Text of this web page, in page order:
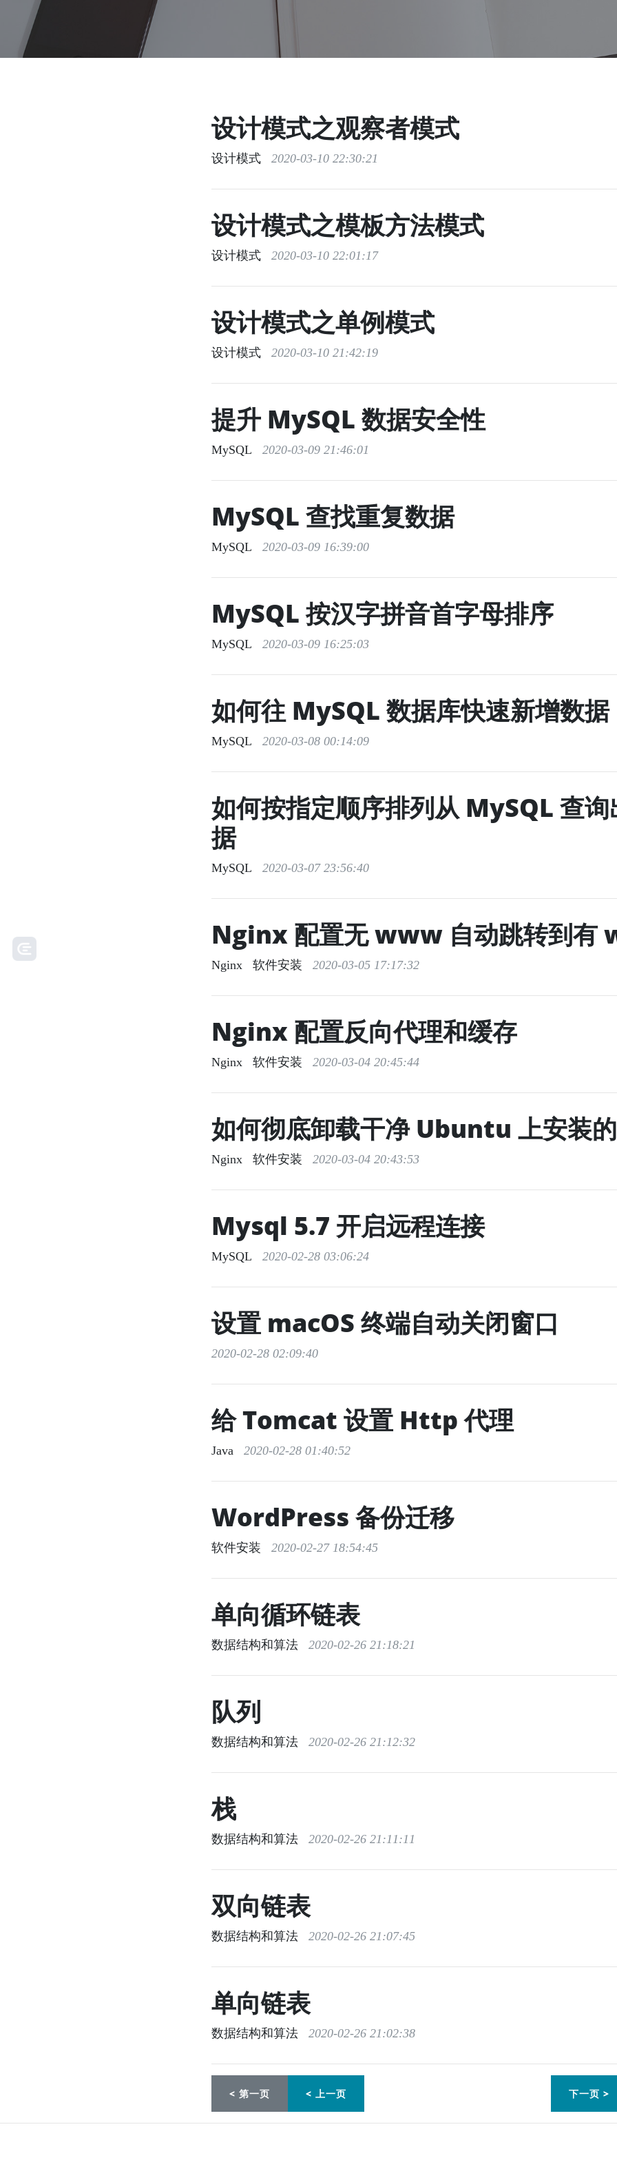
设计模式之观察者模式
设计模式 2020-03-10 22:30:21
设计模式之模板方法模式
设计模式 2020-03-10 22:01:17
设计模式之单例模式
设计模式 2020-03-10 21:42:19
提升 MySQL 数据安全性
MySQL 2020-03-09 21:46:01
MySQL 查找重复数据
MySQL 2020-03-09 16:39:00
MySQL 按汉字拼音首字母排序
MySQL 2020-03-09 16:25:03
如何往 MySQL 数据库快速新增数据
MySQL 2020-03-08 00:14:09
如何按指定顺序排列从 MySQL 查
据
MySQL 2020-03-07 23:56:40
Nginx 配置无 www 自动跳转到有
Nginx 软件安装 2020-03-05 17:17:32
Nginx 配置反向代理和缓存
Nginx 软件安装 2020-03-04 20:45:44
如何彻底卸载干净 Ubuntu 上安装
Nginx 软件安装 2020-03-04 20:43:53
Mysql 5.7 开启远程连接
MySQL 2020-02-28 03:06:24
设置 macOS 终端自动关闭窗口
2020-02-28 02:09:40
给 Tomcat 设置 Http 代理
Java 2020-02-28 01:40:52
WordPress 备份迁移
软件安装 2020-02-27 18:54:45
单向循环链表
数据结构和算法 2020-02-26 21:18:21
队列
数据结构和算法 2020-02-26 21:12:32
栈
数据结构和算法 2020-02-26 21:11:11
双向链表
数据结构和算法 2020-02-26 21:07:45
单向链表
数据结构和算法 2020-02-26 21:02:38
< 第一页 < 上一页 下一页 >
单向循环链表
队列
栈